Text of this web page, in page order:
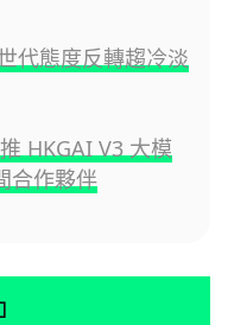
代態度反轉趨冷淡
HKGAI V3 大模
合作夥伴